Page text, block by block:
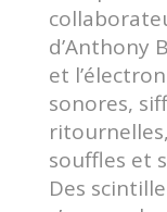
d’Anthony
et
sonores,
souffles et
Des